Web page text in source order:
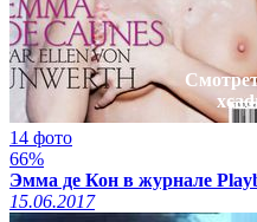
14 фото
66%
Эмма де Кон в журнале
15.06.2017